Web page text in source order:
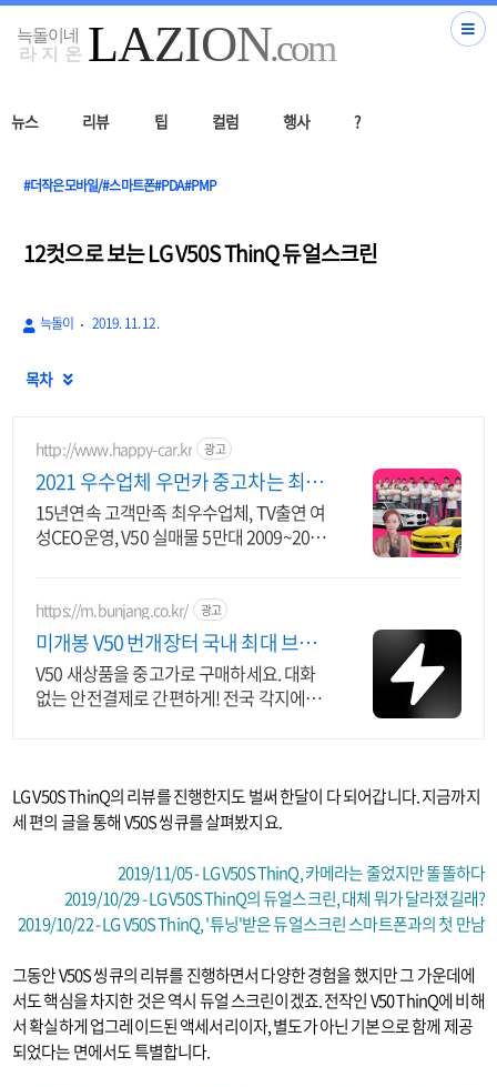
뉴스 리뷰 팁 컬럼 행사 ?
#더작은모바일/#스마트폰#PDA#PMP
12컷으로 보는 LG V50S ThinQ 듀얼스크린
늑돌이 2019. 11. 12.
목차 
http://www.happy-car.kr 광고
2021 우수업체 우먼카 중고차는 최우
수모범업체에서!
15년연속 고객만족 최우수업체, TV출연 여
성CEO운영, V50 실매물 5만대 2009~2023
https://m.bunjang.co.kr/ 광고
미개봉 V50 번개장터 국내 최대 브랜
드 중고거래
V50 새상품을 중고가로 구매하세요. 대화
없는 안전결제로 간편하게! 전국 각지에서
LG V50S ThinQ의 리뷰를 진행한지도 벌써 한달이 다 되어갑니다. 지금까지
세 편의 글을 통해 V50S 씽큐를 살펴봤지요.
2019/11/05 - LG V50S ThinQ, 카메라는 줄었지만 똘똘하다
2019/10/29 - LG V50S ThinQ의 듀얼스크린, 대체 뭐가 달라졌길래?
2019/10/22 - LG V50S ThinQ, '튜닝'받은 듀얼스크린 스마트폰과의 첫 만남
그동안 V50S 씽큐의 리뷰를 진행하면서 다양한 경험을 했지만 그 가운데에
서도 핵심을 차지한 것은 역시 듀얼 스크린이겠죠. 전작인 V50 ThinQ에 비해
서 확실하게 업그레이드된 액세서리이자, 별도가 아닌 기본으로 함께 제공
되었다는 면에서도 특별합니다.